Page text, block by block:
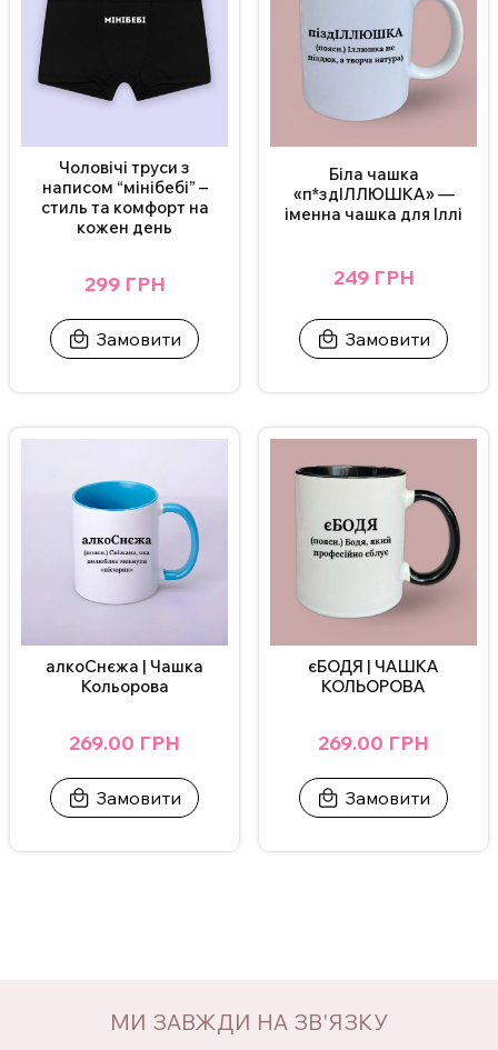
Чоловічі труси з
написом “мінібебі” –
стиль та комфорт на
кожен день
299 ГРН
Замовити
Біла чашка
«п*здІЛЛЮШКА» —
іменна чашка для Іллі
249 ГРН
Замовити
алкоСнєжа | Чашка
Кольорова
269.00 ГРН
Замовити
єБОДЯ | ЧАШКА
КОЛЬОРОВА
269.00 ГРН
Замовити
МИ ЗАВЖДИ НА ЗВ'ЯЗКУ